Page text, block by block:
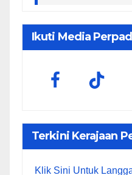
Ikuti Media
Terkini Kerajaan
Klik Sini Untuk